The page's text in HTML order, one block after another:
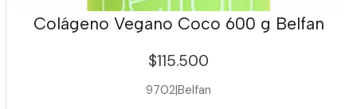
Colágeno Vegano Coco 600 g Belfan
$115.500
9702|Belfan